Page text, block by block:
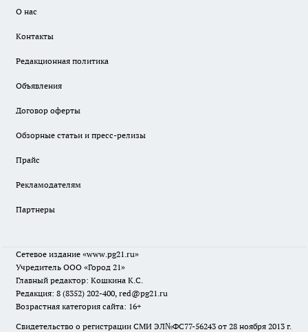
О нас
Контакты
Редакционная политика
Объявления
Договор оферты
Обзорные статьи и пресс-релизы
Прайс
Рекламодателям
Партнеры
Сетевое издание «www.pg21.ru»
Учредитель ООО «Город 21»
Главный редактор: Кошкина К.С.
Редакция: 8 (8352) 202-400, red@pg21.ru
Возрастная категория сайта: 16+
Свидетельство о регистрации СМИ ЭЛ№ФС77-56243 от 28 ноября 2013 г.